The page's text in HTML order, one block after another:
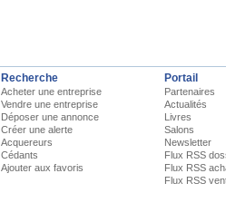
Recherche
Acheter une entreprise
Vendre une entreprise
Déposer une annonce
Créer une alerte
Acquereurs
Cédants
Ajouter aux favoris
Portail
Partenaires
Actualités
Livres
Salons
Newsletter
Flux RSS
Flux RSS
Flux RSS